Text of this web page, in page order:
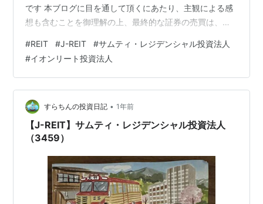
です 本ブログに目を通して頂くにあたり、主観による感
想も含むことを御理解の上、最終的な証券の売買は、個
一年でもJ-REITの速報が多い季節！ 7月〆の銘柄は、10
月に分配金の入金がある💴 そんなこんなで9月中旬にな
り、来月の確定決算や、来期の予想が続々登場してきま
したね😊 サムティ・レジデンシャル（3459） 今期経常
は42％の上昇⬆😃 分配金は、確定支払 ➡ 今…
#REIT #J-REIT #サムティ・レジデンシャル投資法人
#イオンリート投資法人
すらちんの投資日記 • 1年前
【J-REIT】サムティ・レジデンシャル投資法人
（3459）